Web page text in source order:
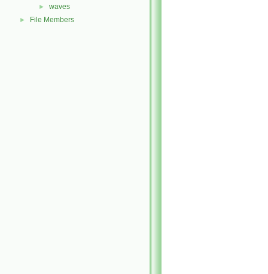
► waves
► File Members